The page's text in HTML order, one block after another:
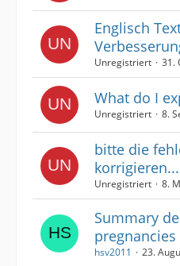
Englisch
Unregistriert 31.
What do I
Unregistriert 8.
bitte die
Unregistriert 8.
Summary
pregnancies
hsv2011 23.